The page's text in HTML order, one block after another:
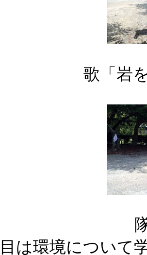
歌「岩
は環境について